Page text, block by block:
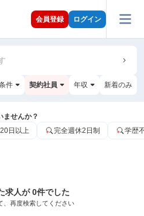
会員登録 ログイン
件 契約社員 年収 新着のみ
ませんか？
日以上 完全週休2日制 学歴
求人が 0件でした
、再度検索してください